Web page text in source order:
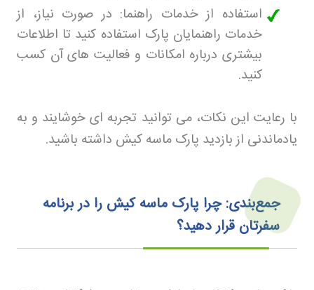
استفاده از خدمات راهنما: در صورت نیاز، از
خدمات راهنمایان پارک استفاده کنید تا اطلاعات
بیشتری درباره امکانات و فعالیت های آن کسب
کنید.
با رعایت این نکات، می توانید تجربه ای خوشایند و به
یادماندنی از بازدید پارک ماسه کیش داشته باشید.
جمع‌بندی: چرا پارک ماسه کیش را در برنامه
سفرتان قرار دهید؟